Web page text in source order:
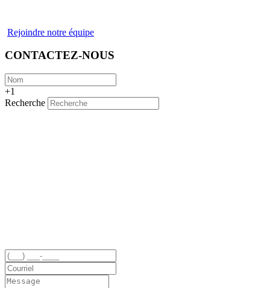
Rejoindre notre équipe
CONTACTEZ-NOUS
+1
Recherche